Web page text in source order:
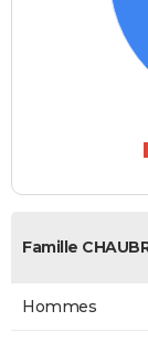
Famille
Hommes